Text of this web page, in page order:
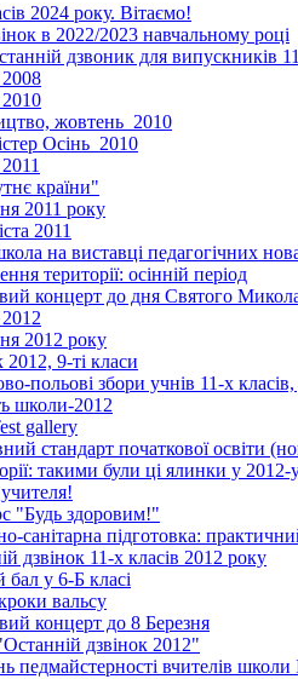
2024 року. Вітаємо!
в 2022/2023 навчальному році
дзвоник для випускників
жовтень_2010
Осінь_2010
країни"
2011 року
2011
на виставці педагогічних
території: осінній період
концерт до дня Святого
2012 року
9-ті класи
польові збори учнів 11-х
школи-2012
gallery
стандарт початкової освіти
такими були ці ялинки у 2012-
"Будь здоровим!"
санітарна підготовка:
дзвінок 11-х класів 2012 року
бал у 6-Б класі
вальсу
концерт до 8 Березня
дзвінок 2012"
педмайстерності вчителів школи